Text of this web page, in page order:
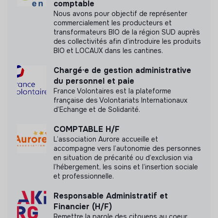
monde ;
· Alliant méthode, rigueur et souplesse ;
· Curieuse, enthousiaste et tournée solutions ;
· Diplomate et aimant avoir une autorité qui embarque ;
· Qui aime le défi et n’est pas déstabilisée face à
l’imprévu ;
· Qui est motivée pour améliorer les choses et
Détail des missions :
Comptabilité et Banque
Niveau siège :Contrôler, traiter, saisir les données
comptables et contribuer à la mise en place des
procédures permettant de renforçant la fiabilité des
données.
Association Un Enfant par la Main n'a pas encore
transmis de mesure d'impact
Labels et certifications
Cette structure n'a pas souhaité nous
communiquer les labels ou certifications qu'elle a
Documents
N'a pas encore communiqué de documents de
transparence
comptable
Nous avons pour objectif de représenter
commercialement les producteurs et
transformateurs BIO de la région SUD auprès
des collectivités afin d’introduire les produits
BIO et LOCAUX dans les cantines.
Chargé·e de gestion administrative
du personnel et paie
France Volontaires est la plateforme
française des Volontariats Internationaux
d’Echange et de Solidarité.
COMPTABLE H/F
L’association Aurore accueille et
accompagne vers l’autonomie des personnes
en situation de précarité ou d’exclusion via
l’hébergement, les soins et l’insertion sociale
et professionnelle.
Responsable Administratif et
Financier (H/F)